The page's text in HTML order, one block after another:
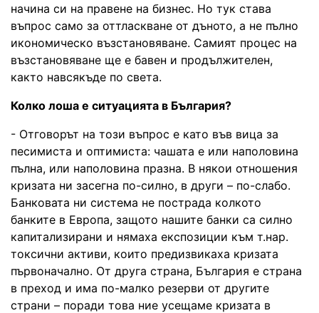
начина си на правене на бизнес. Но тук става
въпрос само за оттласкване от дъното, а не пълно
икономическо възстановяване. Самият процес на
възстановяване ще е бавен и продължителен,
както навсякъде по света.
Колко лоша е ситуацията в България?
- Отговорът на този въпрос е като във вица за
песимиста и оптимиста: чашата е или наполовина
пълна, или наполовина празна. В някои отношения
кризата ни засегна по-силно, в други – по-слабо.
Банковата ни система не пострада колкото
банките в Европа, защото нашите банки са силно
капитализирани и нямаха експозиции към т.нар.
токсични активи, които предизвикаха кризата
първоначално. От друга страна, България е страна
в преход и има по-малко резерви от другите
страни – поради това ние усещаме кризата в